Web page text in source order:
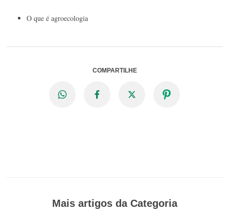
O que é agroecologia
COMPARTILHE
Mais artigos da Categoria